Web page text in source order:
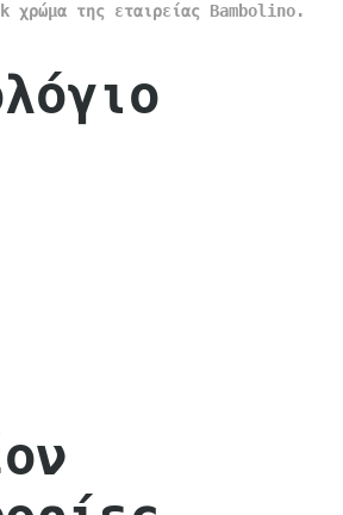
χρώμα της εταιρείας Bambolino.